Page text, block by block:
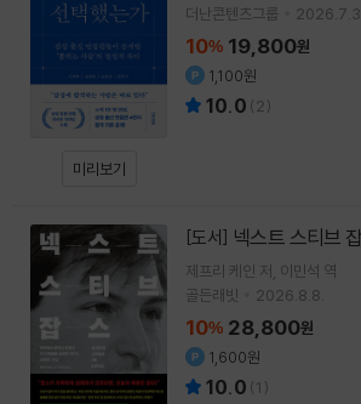
미리보기
더난콘텐츠그룹
10% 19,800원
1,100원
10.0 ( 2)
[도서] 넥스트 스티브
제프리 케인 저 이민석 역
골든래빗
2026.8.8.
10% 28,800원
1,600원
10.0 (1 )